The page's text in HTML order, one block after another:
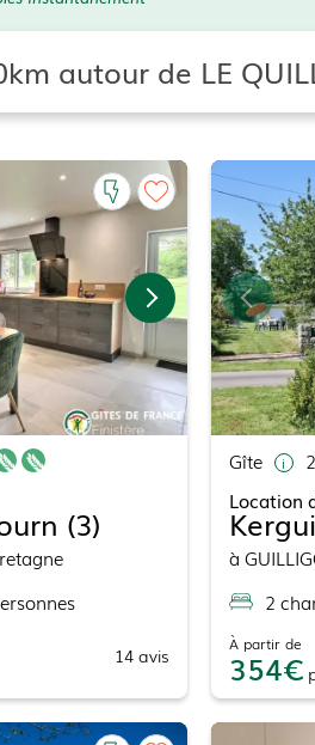
autour de LE
(3)
s
14avis
Gîte
Location
à
2
À partir de
354